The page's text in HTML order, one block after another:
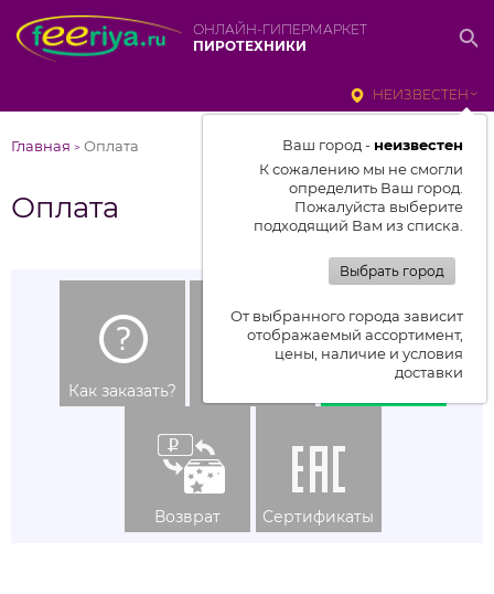
ОНЛАЙН-ГИПЕРМАРКЕТ
ПИРОТЕХНИКИ
НЕИЗВЕСТЕН
Ваш город - неизвестен
К сожалению мы не смогли
определить Ваш город.
Пожалуйста выберите
подходящий Вам из списка.
Выбрать город
От выбранного города зависит
отображаемый ассортимент,
цены, наличие и условия
доставки
Главная > Оплата
Оплата
Как заказать?
Возврат Сертификаты